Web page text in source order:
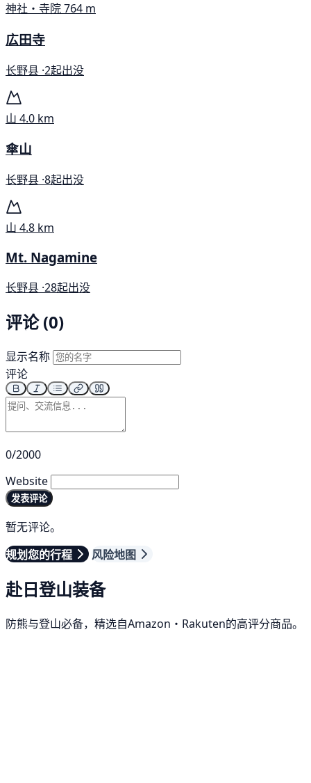
神社・寺院764 m
広田寺
长野县 ·2起出没
山 4.0 km
傘山
长野县 ·8起出没
山 4.8 km
Mt. Nagamine
长野县 ·28起出没
评论 (0)
显示名称
评论
0/2000
Website
发表评论
暂无评论。
规划您的行程
风险地图
赴日登山装备
防熊与登山必备，精选自Amazon・Rakuten的高评分商品。